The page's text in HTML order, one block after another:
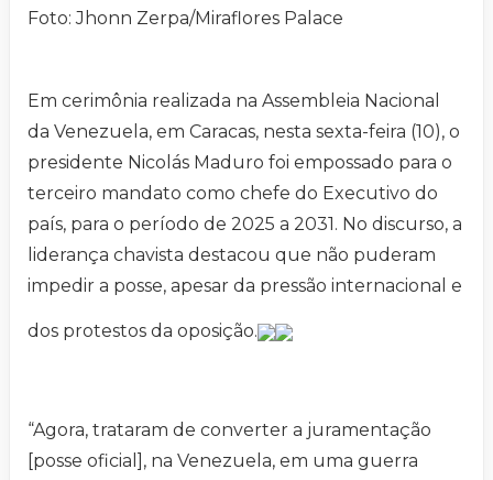
Foto: Jhonn Zerpa/Miraflores Palace
Em cerimônia realizada na Assembleia Nacional
da Venezuela, em Caracas, nesta sexta-feira (10), o
presidente Nicolás Maduro foi empossado para o
terceiro mandato como chefe do Executivo do
país, para o período de 2025 a 2031. No discurso, a
liderança chavista destacou que não puderam
impedir a posse, apesar da pressão internacional e
dos protestos da oposição.
“Agora, trataram de converter a juramentação
[posse oficial], na Venezuela, em uma guerra